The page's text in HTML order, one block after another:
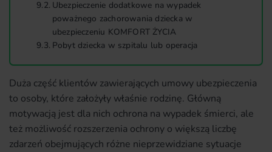
Ubezpieczenie dodatkowe na wypadek
poważnego zachorowania dziecka w
ubezpieczeniu KOMFORT ŻYCIA
Pobyt dziecka w szpitalu lub operacja
Duża część klientów zawierających umowy ubezpieczenia
to osoby, które założyły właśnie rodzinę. Główną
motywacją jest dla nich ochrona na wypadek śmierci, ale
też możliwość rozszerzenia ochrony o większą liczbę
zdarzeń obejmujących różne nieprzewidziane sytuacje